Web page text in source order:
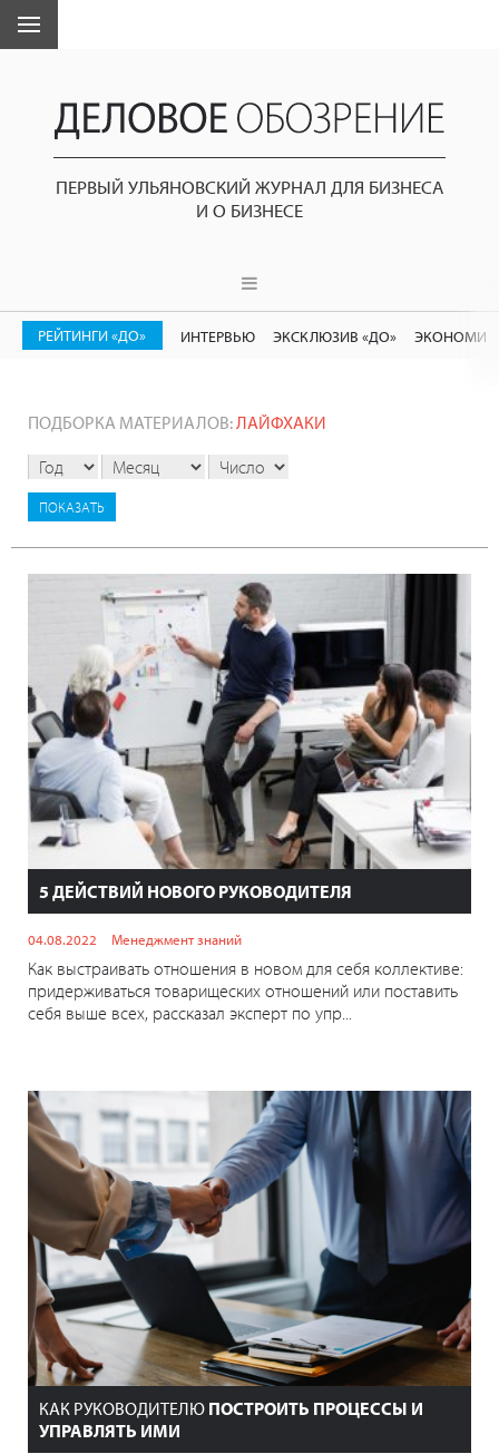
ПЕРВЫЙ УЛЬЯНОВСКИЙ ЖУРНАЛ ДЛЯ БИЗНЕСА
И О БИЗНЕСЕ
РЕЙТИНГИ «ДО» ИНТЕРВЬЮ ЭКСКЛЮЗИВ «ДО»
ПОДБОРКА МАТЕРИАЛОВ:ЛАЙФХАКИ
5 ДЕЙСТВИЙ НОВОГО РУКОВОДИТЕЛЯ
04.08.2022 Менеджмент знаний
Как выстраивать отношения в новом для себя коллективе:
придерживаться товарищеских отношений или поставить
себя выше всех, рассказал эксперт по упр...
КАК РУКОВОДИТЕЛЮ ПОСТРОИТЬ ПРОЦЕССЫ И
УПРАВЛЯТЬ ИМИ